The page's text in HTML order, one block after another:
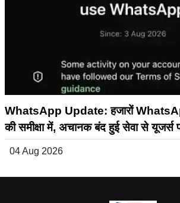
WhatsApp Update: हजारों
की समीक्षा में, अचानक बंद हुई सेवा से यूजर्स
04 Aug 2026